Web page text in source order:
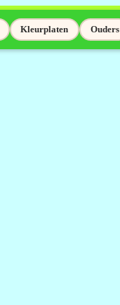
Kleurplaten Ouders